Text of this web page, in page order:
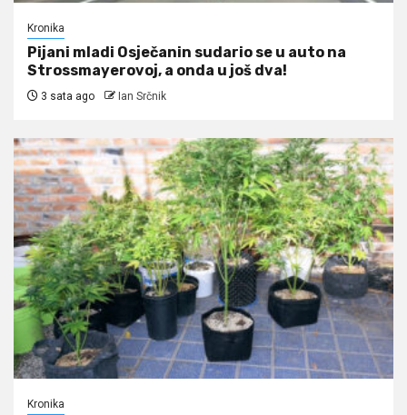
Kronika
Pijani mladi Osječanin sudario se u auto na
Strossmayerovoj, a onda u još dva!
3 sata ago Ian Srčnik
Kronika